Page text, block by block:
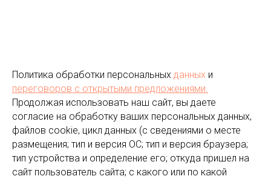
Политика обработки персональных данных и
переговоров с открытыми предложениями.
Продолжая использовать наш сайт, вы даете
согласие на обработку ваших персональных данных,
файлов cookie, цикл данных (с сведениями о месте
размещения; тип и версия ОС; тип и версия браузера;
тип устройства и определение его; откуда пришел на
сайт пользователь сайта; с какого или по какой